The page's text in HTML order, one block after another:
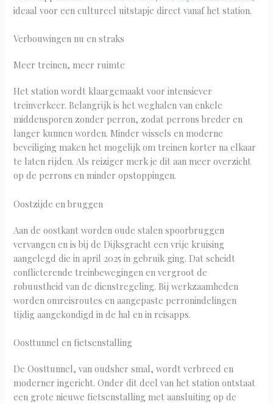
ideaal voor een cultureel uitstapje direct vanaf het station.
Verbouwingen nu en straks
Meer treinen, meer ruimte
Het station wordt klaargemaakt voor intensiever
treinverkeer. Belangrijk is het weghalen van enkele
middensporen zonder perron, zodat perrons breder en
langer kunnen worden. Minder wissels en moderne
beveiliging maken het mogelijk om treinen korter na elkaar
te laten rijden. Als reiziger merk je dit aan meer overzicht
op de perrons en minder opstoppingen.
Oostzijde en bruggen
Aan de oostkant worden oude stalen spoorbruggen
vervangen en is bij de Dijksgracht een vrije kruising
aangelegd die in april 2025 in gebruik ging. Dat scheidt
conflicterende treinbewegingen en vergroot de
robuustheid van de dienstregeling. Bij werkzaamheden
worden omreisroutes en aangepaste perronindelingen
tijdig aangekondigd in de hal en in reisapps.
Oosttunnel en fietsenstalling
De Oosttunnel, van oudsher smal, wordt verbreed en
moderner ingericht. Onder dit deel van het station ontstaat
een grote nieuwe fietsenstalling met aansluiting op de